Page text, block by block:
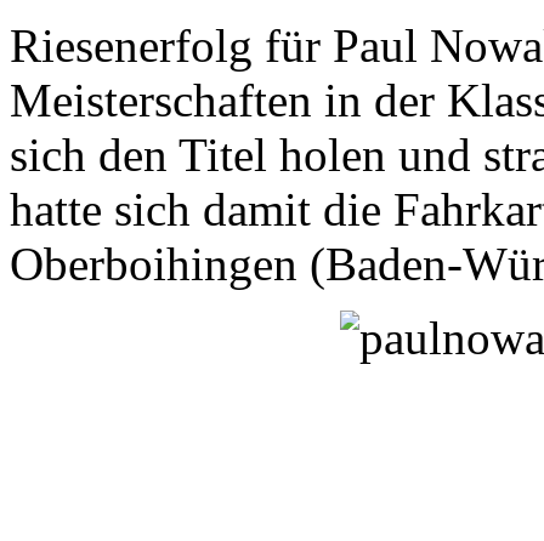
Riesenerfolg für Paul
Meisterschaften in der
sich den Titel holen und
hatte sich damit die
Oberboihingen (Baden-